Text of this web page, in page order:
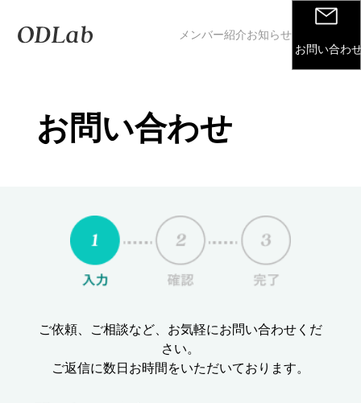
メンバー紹介お知らせ
お問い合わ
お問い合わせ
ご依頼、ご相談など、お気軽にお問い合わせくだ
さい。
ご返信に数日お時間をいただいております。